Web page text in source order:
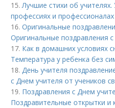
15.Лучшие стихи об
профессиях и профессионалах
16.Оригинальные
Оригинальные поздравления
17. Как в домашних условиях
Температура у ребенка без
18.День учителя
с Днем учителя от учеников
19. Поздравления с Днем
Поздравительные открытки и